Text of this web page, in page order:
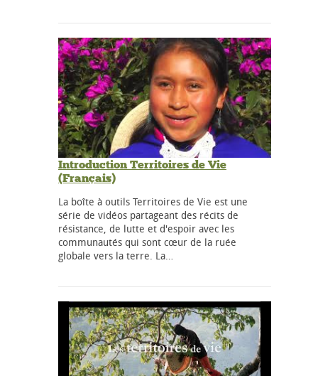
Introduction Territoires de Vie
(Français)
La boîte à outils Territoires de Vie est une
série de vidéos partageant des récits de
résistance, de lutte et d'espoir avec les
communautés qui sont cœur de la ruée
globale vers la terre. La…